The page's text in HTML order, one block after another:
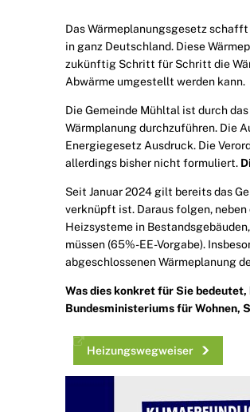
Das Wärmeplanungsgesetz
in ganz Deutschland. Diese
zukünftig Schritt für Schritt die
Abwärme umgestellt werden kann.
Die Gemeinde Mühltal ist durch
Wärmplanung durchzuführen. Die
Energiegesetz Ausdruck. Die
allerdings bisher nicht formuliert.
Seit Januar 2024 gilt bereits das
verknüpft ist. Daraus folgen,
Heizsysteme in
müssen (65%-EE-Vorgabe).
abgeschlossenen Wärmeplanung
Was dies konkret für Sie
Bundesministeriums für Wohnen,
Heizungswegweiser